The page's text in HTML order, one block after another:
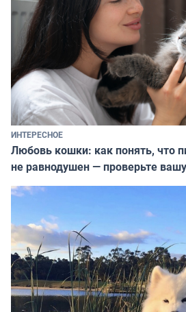
ИНТЕРЕСНОЕ
Любовь кошки: как понять, что
не равнодушен — проверьте